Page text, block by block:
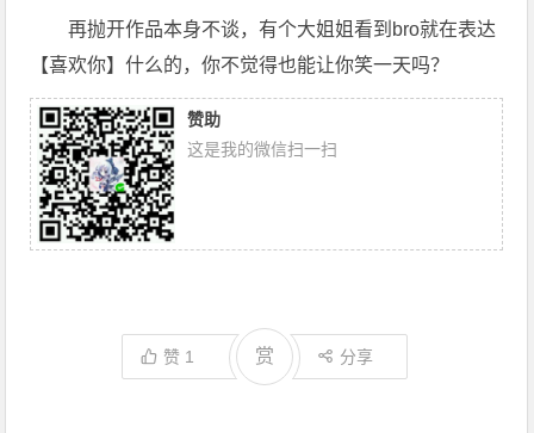
再抛开作品本身不谈，有个大姐姐看到bro就在表达
【喜欢你】什么的，你不觉得也能让你笑一天吗？
赞助
这是我的微信扫一扫
赞 1 赏 分享